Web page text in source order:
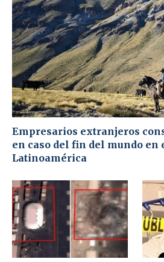
Empresarios extranjeros
en caso del fin del mundo en
Latinoamérica